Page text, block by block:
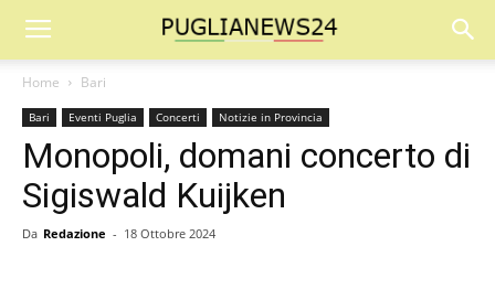
Home Bari
Bari Eventi Puglia Concerti Notizie in Provincia
Monopoli, domani concerto di
Sigiswald Kuijken
Da Redazione - 18 Ottobre 2024